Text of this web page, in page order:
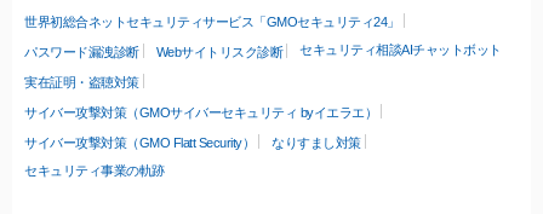
世界初総合ネットセキュリティサービス「GMOセキュリティ24」
パスワード漏洩診断 Webサイトリスク診断 セキュリティ相談AIチャットボット
実在証明・盗聴対策
サイバー攻撃対策（GMOサイバーセキュリティ byイエラエ）
サイバー攻撃対策（GMO Flatt Security）
なりすまし対策
セキュリティ事業の軌跡